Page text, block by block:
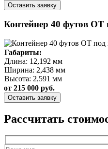
Оставить заявку
Контейнер 40 футов OT
Габариты:
Длина: 12,192 мм
Ширина: 2,438 мм
Высота: 2,591 мм
от 215 000 руб.
Оставить заявку
Рассчитать